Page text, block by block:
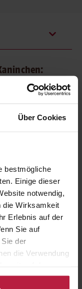
Über Cookies
bestmögliche
Einige dieser
notwendig,
die Wirksamkeit
Erlebnis auf der
Sie auf
der
die Verwendung
auf das
Katzen sehr gut.
ist proteinreich
Ernährung von
Kombiniert
das Futter das
das schmeckt
gut von
sind